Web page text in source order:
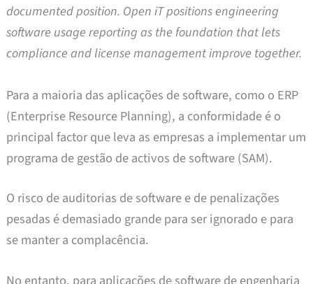
documented position. Open iT positions engineering
software usage reporting as the foundation that lets
compliance and license management improve together.
Para a maioria das aplicações de software, como o ERP
(Enterprise Resource Planning), a conformidade é o
principal factor que leva as empresas a implementar um
programa de gestão de activos de software (SAM).
O risco de auditorias de software e de penalizações
pesadas é demasiado grande para ser ignorado e para
se manter a complacência.
No entanto, para aplicações de software de engenharia